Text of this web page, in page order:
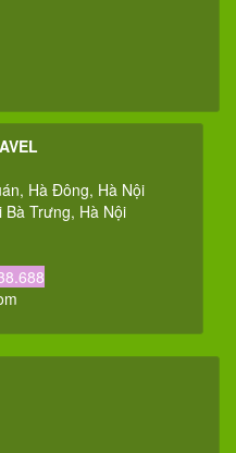
Hà Đông, Hà Nội
Trưng, Hà Nội